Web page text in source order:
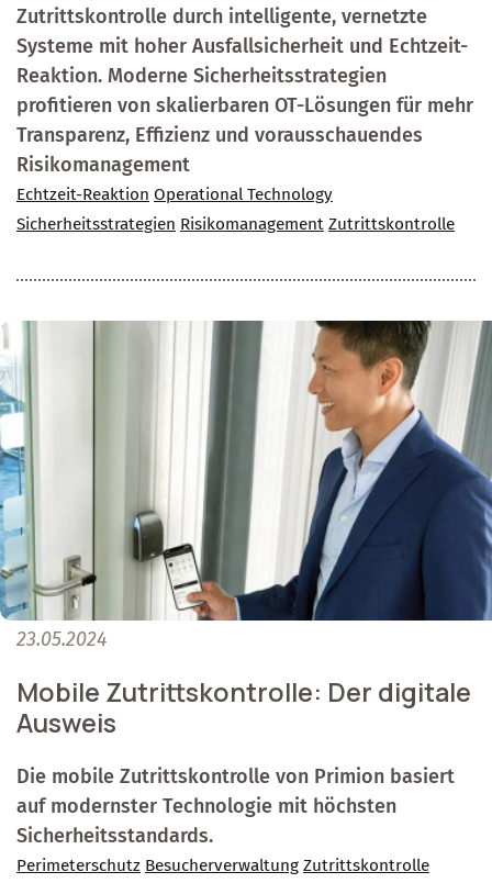
Zutrittskontrolle durch intelligente, vernetzte
Systeme mit hoher Ausfallsicherheit und Echtzeit-
Reaktion. Moderne Sicherheitsstrategien
profitieren von skalierbaren OT-Lösungen für mehr
Transparenz, Effizienz und vorausschauendes
Risikomanagement
Echtzeit-Reaktion Operational Technology
Sicherheitsstrategien Risikomanagement Zutrittskontrolle
23.05.2024
Mobile Zutrittskontrolle: Der digitale
Ausweis
Die mobile Zutrittskontrolle von Primion basiert
auf modernster Technologie mit höchsten
Sicherheitsstandards.
Perimeterschutz Besucherverwaltung Zutrittskontrolle